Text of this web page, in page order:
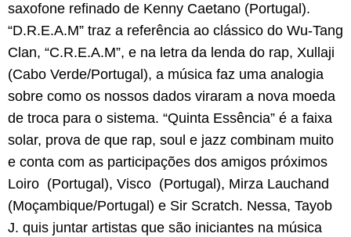
saxofone refinado de Kenny Caetano (Portugal).
“D.R.E.A.M” traz a referência ao clássico do Wu-Tang
Clan, “C.R.E.A.M”, e na letra da lenda do rap, Xullaji
(Cabo Verde/Portugal), a música faz uma analogia
sobre como os nossos dados viraram a nova moeda
de troca para o sistema. “Quinta Essência” é a faixa
solar, prova de que rap, soul e jazz combinam muito
e conta com as participações dos amigos próximos
Loiro (Portugal), Visco (Portugal), Mirza Lauchand
(Moçambique/Portugal) e Sir Scratch. Nessa, Tayob
J. quis juntar artistas que são iniciantes na música